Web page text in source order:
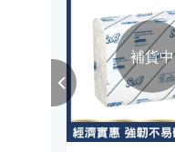
補貨中